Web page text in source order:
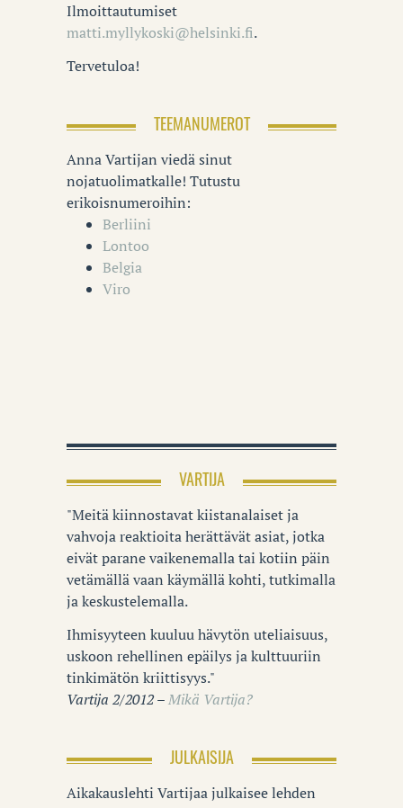
Ilmoittautumiset
matti.myllykoski@helsinki.fi.
Tervetuloa!
TEEMANUMEROT
Anna Vartijan viedä sinut
nojatuolimatkalle! Tutustu
erikoisnumeroihin:
Berliini
Lontoo
Belgia
Viro
VARTIJA
"Meitä kiinnostavat kiistanalaiset ja
vahvoja reaktioita herättävät asiat, jotka
eivät parane vaikenemalla tai kotiin päin
vetämällä vaan käymällä kohti, tutkimalla
ja keskustelemalla.
Ihmisyyteen kuuluu hävytön uteliaisuus,
uskoon rehellinen epäilys ja kulttuuriin
tinkimätön kriittisyys."
Vartija 2/2012 –Mikä Vartija?
JULKAISIJA
Aikakauslehti Vartijaa julkaisee lehden